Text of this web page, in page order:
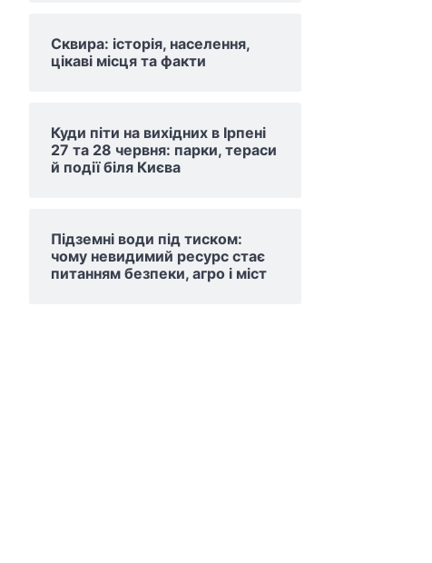
Сквира: історія, населення,
цікаві місця та факти
Куди піти на вихідних в Ірпені
27 та 28 червня: парки, тераси
й події біля Києва
Підземні води під тиском:
чому невидимий ресурс стає
питанням безпеки, агро і міст